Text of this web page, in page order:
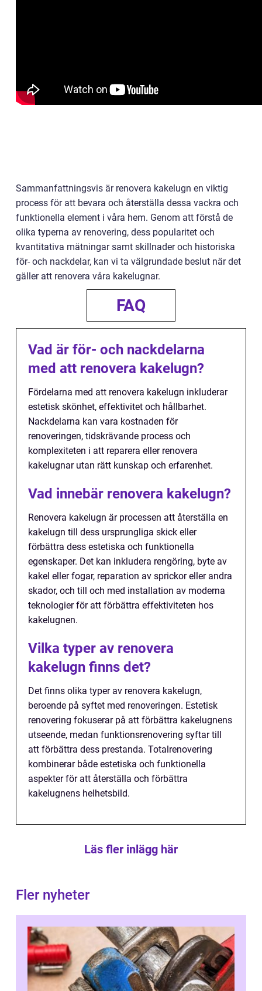
Sammanfattningsvis är renovera kakelugn en viktig
process för att bevara och återställa dessa vackra och
funktionella element i våra hem. Genom att förstå de
olika typerna av renovering, dess popularitet och
kvantitativa mätningar samt skillnader och historiska
för- och nackdelar, kan vi ta välgrundade beslut när det
gäller att renovera våra kakelugnar.
FAQ
Vad är för- och nackdelarna
med att renovera kakelugn?
Fördelarna med att renovera kakelugn inkluderar
estetisk skönhet, effektivitet och hållbarhet.
Nackdelarna kan vara kostnaden för
renoveringen, tidskrävande process och
komplexiteten i att reparera eller renovera
kakelugnar utan rätt kunskap och erfarenhet.
Vad innebär renovera kakelugn?
Renovera kakelugn är processen att återställa en
kakelugn till dess ursprungliga skick eller
förbättra dess estetiska och funktionella
egenskaper. Det kan inkludera rengöring, byte av
kakel eller fogar, reparation av sprickor eller andra
skador, och till och med installation av moderna
teknologier för att förbättra effektiviteten hos
kakelugnen.
Vilka typer av renovera
kakelugn finns det?
Det finns olika typer av renovera kakelugn,
beroende på syftet med renoveringen. Estetisk
renovering fokuserar på att förbättra kakelugnens
utseende, medan funktionsrenovering syftar till
att förbättra dess prestanda. Totalrenovering
kombinerar både estetiska och funktionella
aspekter för att återställa och förbättra
kakelugnens helhetsbild.
Läs fler inlägg här
Fler nyheter